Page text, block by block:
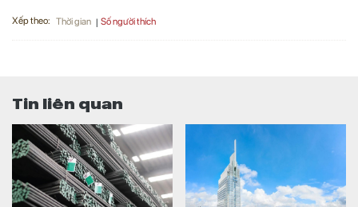
Xếp theo: Thời gian Số người thích
Tin liên quan